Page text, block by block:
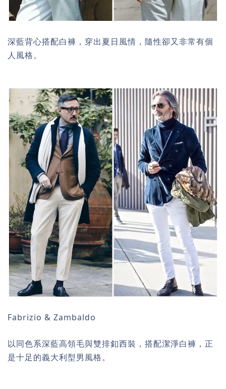
深藍背心搭配白褲，穿出夏日風情，隨性卻又非常有個
人風格。
Fabrizio & Zambaldo
以同色系深藍高領毛與雙排釦西裝，搭配潔淨白褲，正
是十足的義大利型男風格。